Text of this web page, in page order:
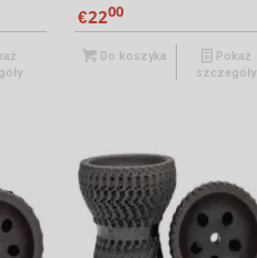
€2200
Do koszyka
Pokaż
szczegóły